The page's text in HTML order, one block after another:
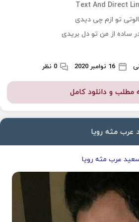
Text And Direct
تو ازم چی دیدی
ساده از من تو دل بریدی
16 نوامبر 2020 0 نظر
مطلب و دانلود کامل
عرب مثه رويا
عرب مثه رويا